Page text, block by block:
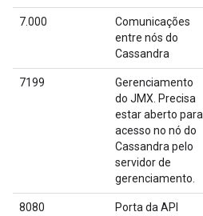
7.000
Comunicações
entre nós do
Cassandra
7199
Gerenciamento
do JMX. Precisa
estar aberto para
acesso no nó do
Cassandra pelo
servidor de
gerenciamento.
8080
Porta da API